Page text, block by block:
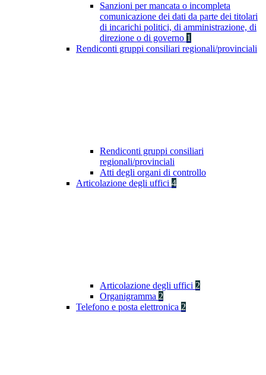
Sanzioni per mancata o incompleta
comunicazione dei dati da parte dei titolari
di incarichi politici, di amministrazione, di
direzione o di governo 1
Rendiconti gruppi consiliari regionali/provinciali
Rendiconti gruppi consiliari
regionali/provinciali
Atti degli organi di controllo
Articolazione degli uffici 4
Articolazione degli uffici 2
Organigramma 2
Telefono e posta elettronica 2